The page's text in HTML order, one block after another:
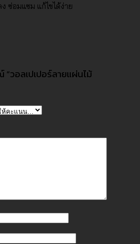
ซ่อมแซม แก้ไขได้ง่าย
วอลเปเปอร์ลายแผ่นไม้